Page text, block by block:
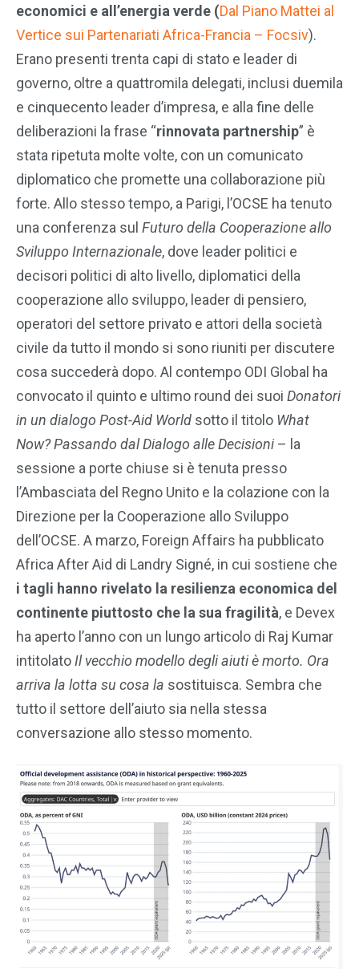
economici e all’energia verde (Dal Piano Mattei al
Vertice sui Partenariati Africa-Francia – Focsiv).
Erano presenti trenta capi di stato e leader di
governo, oltre a quattromila delegati, inclusi duemila
e cinquecento leader d’impresa, e alla fine delle
deliberazioni la frase “rinnovata partnership” è
stata ripetuta molte volte, con un comunicato
diplomatico che promette una collaborazione più
forte. Allo stesso tempo, a Parigi, l’OCSE ha tenuto
una conferenza sul Futuro della Cooperazione allo
Sviluppo Internazionale, dove leader politici e
decisori politici di alto livello, diplomatici della
cooperazione allo sviluppo, leader di pensiero,
operatori del settore privato e attori della società
civile da tutto il mondo si sono riuniti per discutere
cosa succederà dopo. Al contempo ODI Global ha
convocato il quinto e ultimo round dei suoi Donatori
in un dialogo Post-Aid World sotto il titolo What
Now? Passando dal Dialogo alle Decisioni– la
sessione a porte chiuse si è tenuta presso
l’Ambasciata del Regno Unito e la colazione con la
Direzione per la Cooperazione allo Sviluppo
dell’OCSE. A marzo, Foreign Affairs ha pubblicato
Africa After Aid di Landry Signé, in cui sostiene che
i tagli hanno rivelato la resilienza economica del
continente piuttosto che la sua fragilità, e Devex
ha aperto l’anno con un lungo articolo di Raj Kumar
intitolato Il vecchio modello degli aiuti è morto. Ora
arriva la lotta su cosa la sostituisca. Sembra che
tutto il settore dell’aiuto sia nella stessa
conversazione allo stesso momento.